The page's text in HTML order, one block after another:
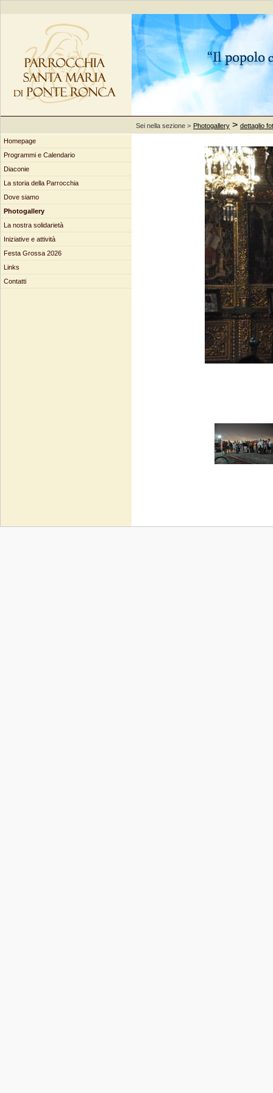
Sei nella sezione > Photogallery > dettaglio
Homepage
Programmi e Calendario
Diaconie
La storia della Parrocchia
Dove siamo
Photogallery
La nostra solidarietà
Iniziative e attività
Festa Grossa 2026
Links
Contatti